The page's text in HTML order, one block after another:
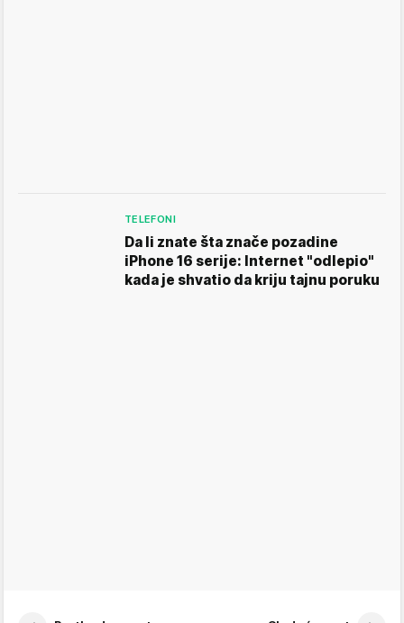
TELEFONI
Da li znate šta znače pozadine
iPhone 16 serije: Internet "odlepio"
kada je shvatio da kriju tajnu poruku